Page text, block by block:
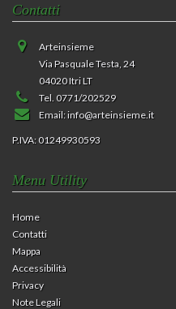
Contatti
Arteinsieme
Via Pasquale Testa, 24
04020 Itri LT
Tel. 0771/202529
Email:info@arteinsieme.it
P.IVA: 01249930593
Menu Utility
Home
Contatti
Mappa
Accessibilità
Privacy
Note Legali